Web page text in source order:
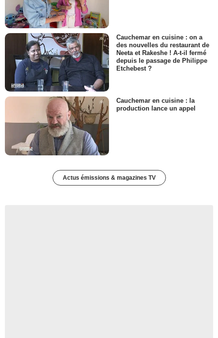
Cauchemar en cuisine : on a
des nouvelles du restaurant de
Neeta et Rakeshe ! A-t-il fermé
depuis le passage de Philippe
Etchebest ?
Cauchemar en cuisine : la
production lance un appel
Actus émissions & magazines TV